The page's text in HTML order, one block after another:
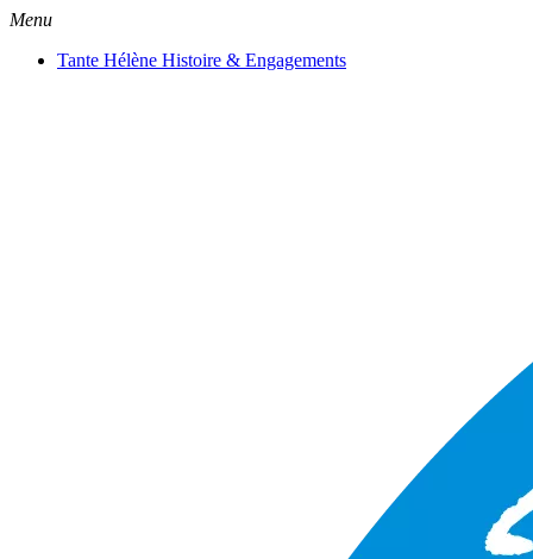
Menu
Tante Hélène Histoire & Engagements